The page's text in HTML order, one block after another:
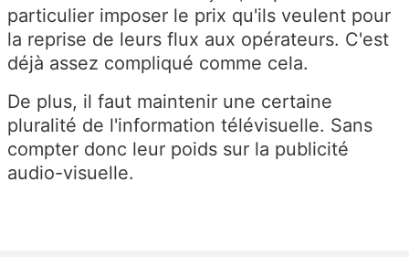
particulier imposer le prix qu'ils veulent pour
la reprise de leurs flux aux opérateurs. C'est
déjà assez compliqué comme cela.
De plus, il faut maintenir une certaine
pluralité de l'information télévisuelle. Sans
compter donc leur poids sur la publicité
audio-visuelle.